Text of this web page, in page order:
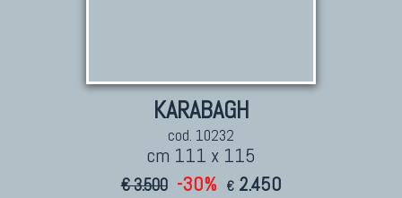
KARABAGH
cod. 10232
cm 111 x 115
€ 3.500 -30% € 2.450